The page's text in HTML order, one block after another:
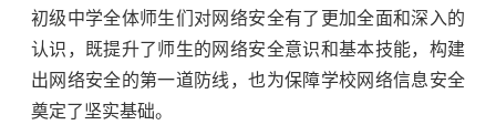
初级中学全体师生们对网络安全有了更加全面和深入的
认识，既提升了师生的网络安全意识和基本技能，构建
出网络安全的第一道防线，也为保障学校网络信息安全
奠定了坚实基础。